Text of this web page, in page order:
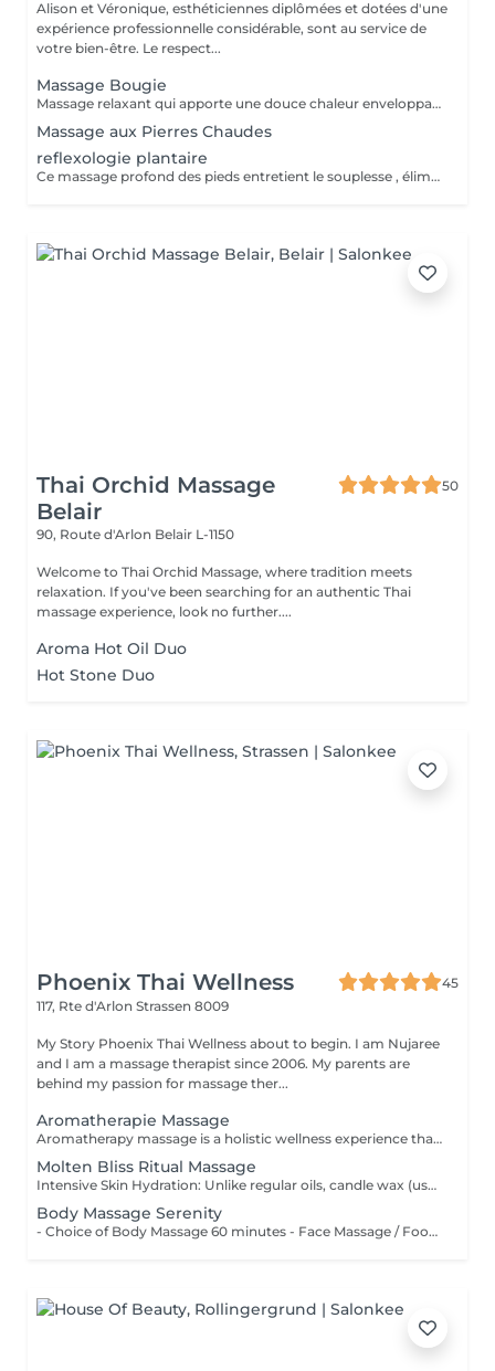
Alison et Véronique, esthéticiennes diplômées et dotées d'une
expérience professionnelle considérable, sont au service de
votre bien-être. Le respect...
Massage Bougie
Massage relaxant qui apporte une douce chaleur enveloppante pour une détente profonde et sensorielle. La cire fondue se transforme en huile soyeuse pour nourrir la peau et apaiser l'esprit.
Massage aux Pierres Chaudes
reflexologie plantaire
Ce massage profond des pieds entretient le souplesse , élimine les tensions , relaxe , favorise la circulation sanguine et rééquilibre les énergies .
Thai Orchid Massage
Belair
50
90, Route d'Arlon Belair L-1150
Welcome to Thai Orchid Massage, where tradition meets
relaxation. If you've been searching for an authentic Thai
massage experience, look no further....
Aroma Hot Oil Duo
Hot Stone Duo
Phoenix Thai Wellness
45
117, Rte d'Arlon Strassen 8009
My Story Phoenix Thai Wellness about to begin. I am Nujaree
and I am a massage therapist since 2006. My parents are
behind my passion for massage ther...
Aromatherapie Massage
Aromatherapy massage is a holistic wellness experience that combines the gentle physical manipulation of soft tissue with the soothing application of plant-derived essential oils. It remains a primary wellness practice for balancing emotional and physical well-being through inhalation and skin nourishment.
Molten Bliss Ritual Massage
Intensive Skin Hydration: Unlike regular oils, candle wax (usually made from soy or beeswax) contains high concentrations of Shea butter and Vitamin E, providing deep nourishment that leaves the skin silky smooth and hydrated for hours. Muscle Tension Release: The comforting warmth from the molten oil penetrates gently into the muscle layers, helping to melt away daily stiffness, ease tension, and thoroughly relax the body after a long day of work.
Body Massage Serenity
- Choice of Body Massage 60 minutes - Face Massage / Foot Reflexology 60 minutes